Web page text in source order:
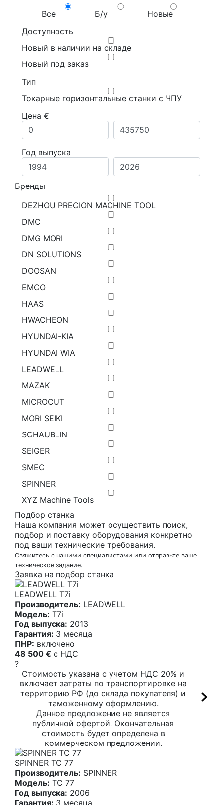
Все
Б/у
Новые
Доступность
Новый в наличии на складе
Новый под заказ
Тип
Токарные горизонтальные станки с ЧПУ
Цена €
Год выпуска
Бренды
DEZHOU PRECION MACHINE TOOL
DMC
DMG MORI
DN SOLUTIONS
DOOSAN
EMCO
HAAS
HWACHEON
HYUNDAI-KIA
HYUNDAI WIA
LEADWELL
MAZAK
MICROCUT
MORI SEIKI
SCHAUBLIN
SEIGER
SMEC
SPINNER
ХYZ Масhinе Тооls
Подбор станка
Наша компания может осуществить поиск,
подбор и поставку оборудования конкретно
под ваши технические требования.
Свяжитесь с нашими специалистами или отправьте ваше
техническое задание.
Заявка на подбор станка
LEADWELL T7i
Производитель: LEADWELL
Модель: T7i
Год выпуска: 2013
Гарантия: 3 месяца
ПНР: включено
48 500 € c НДС
?
Стоимость указана с учетом НДС 20% и
включает затраты по транспортировке на
территорию РФ (до склада покупателя) и
таможенному оформлению.
Данное предложение не является
публичной офертой. Окончательная
стоимость будет определена в
коммерческом предложении.
SPINNER TC 77
Производитель: SPINNER
Модель: TC 77
Год выпуска: 2006
Гарантия: 3 месяца